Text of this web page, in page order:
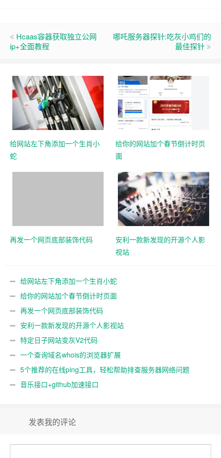
Hcaas容器获取独立公网
ip+全面教程
哪吒服务器探针:吃灰小鸡们的
最佳探针
给网站左下角添加一个生肖小
蛇
给你的网站加个春节倒计时页
面
再发一个网页底部装饰代码
安利一款新发现的开源个人影
视站
给网站左下角添加一个生肖小蛇
给你的网站加个春节倒计时页面
再发一个网页底部装饰代码
安利一款新发现的开源个人影视站
特定日子网站变灰V2代码
一个查询域名whois的浏览器扩展
5个推荐的在线ping工具，轻松帮助排查服务器网络问题
音乐接口+github加速接口
发表我的评论